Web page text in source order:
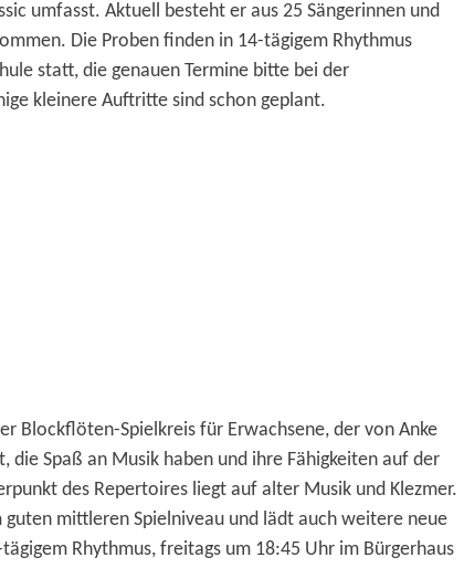
umfasst. Aktuell besteht er aus 25 Sängerinnen und
Die Proben finden in 14-tägigem Rhythmus
statt, die genauen Termine bitte bei der
kleinere Auftritte sind schon geplant.
Blockflöten-Spielkreis für Erwachsene, der von Anke
Spaß an Musik haben und ihre Fähigkeiten auf der
des Repertoires liegt auf alter Musik und Klezmer.
guten mittleren Spielniveau und lädt auch weitere neue
Rhythmus, freitags um 18:45 Uhr im Bürgerhaus